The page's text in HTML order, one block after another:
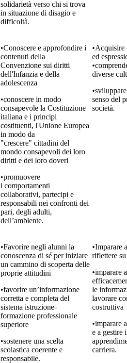
solidarietà verso chi si trova
in situazione di disagio e
difficoltà.
•Conoscere e approfondire i
contenuti della
Convenzione sui diritti
dell'Infanzia e della
adolescenza
•conoscere in modo
consapevole la Costituzione
italiana e i principi
costituenti, l'Unione Europea
in modo da
"crescere" cittadini del
mondo consapevoli dei loro
diritti e dei loro doveri
•promuovere
i comportamenti
collaborativi, partecipi e
responsabili nei confronti dei
pari, degli adulti,
dell’ambiente.
•Acquisire
ed
diverse
senso del
società.
•Favorire negli alunni la
conoscenza di sé per iniziare
un cammino di scoperta delle
proprie attitudini
•favorire un’informazione
corretta e completa del
sistema istruzione-
formazione professionale
superiore
•sostenere una scelta
scolastica coerente e
responsabile.
•Imparare
riflettere su
•imparare
le
lavorare
costruttiva
•imparare
e a gestire
carriera.